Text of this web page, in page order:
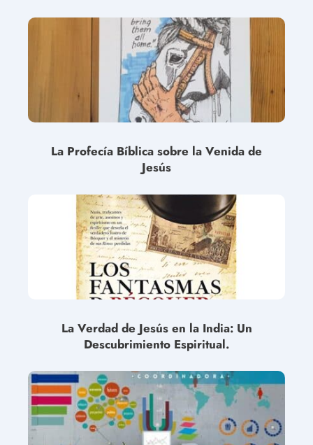
La Profecía Bíblica sobre la Venida de
Jesús
La Verdad de Jesús en la India: Un
Descubrimiento Espiritual.